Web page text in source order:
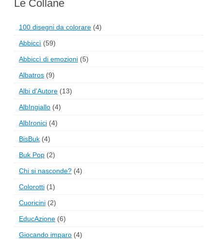
Le Collane
100 disegni da colorare (4)
Abbiccì (59)
Abbiccì di emozioni (5)
Albatros (9)
Albi d'Autore (13)
AlbIngiallo (4)
AlbIronici (4)
BisBuk (4)
Buk Pop (2)
Chi si nasconde? (4)
Colorotti (1)
Cuoricini (2)
EducAzione (6)
Giocando imparo (4)